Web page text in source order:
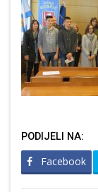
PODIJELI NA:
Facebook